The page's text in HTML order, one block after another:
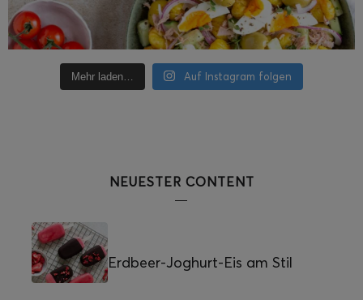
Mehr laden… Auf Instagram folgen
NEUESTER CONTENT
Erdbeer-Joghurt-Eis am Stil